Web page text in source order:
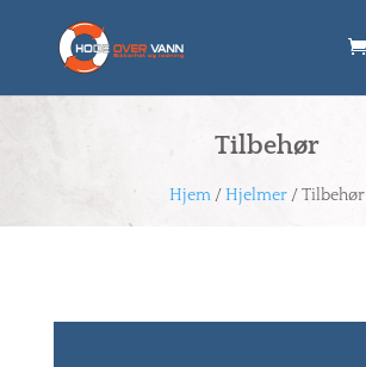
Tilbehør
Hjem/Hjelmer/ Tilbehør